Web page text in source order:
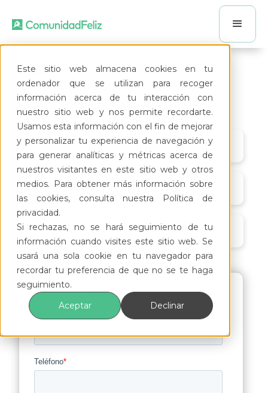
Este sitio web almacena cookies en tu
ordenador que se utilizan para recoger
información acerca de tu interacción con
nuestro sitio web y nos permite recordarte.
Usamos esta información con el fin de mejorar
y personalizar tu experiencia de navegación y
para generar analíticas y métricas acerca de
nuestros visitantes en este sitio web y otros
medios. Para obtener más información sobre
las cookies, consulta nuestra Política de
privacidad.
Si rechazas, no se hará seguimiento de tu
información cuando visites este sitio web. Se
usará una sola cookie en tu navegador para
recordar tu preferencia de que no se te haga
seguimiento.
Aceptar
Declinar
Capacitación para
Condóminos de
ComunidadFeliz.mx
14/10/21
5:00 pm
¡Inscríbete aquí!